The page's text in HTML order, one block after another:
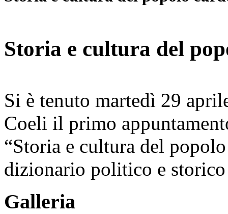
Storia e cultura del
Si è tenuto martedì 29
Coeli il primo
“Storia e cultura del
dizionario politico e
Galleria